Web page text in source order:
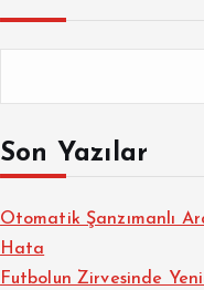
Son Yazılar
Otomatik Şanzımanlı
Hata
Futbolun Zirvesinde